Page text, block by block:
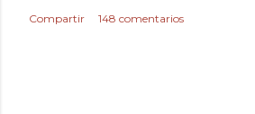
Compartir 148 comentarios